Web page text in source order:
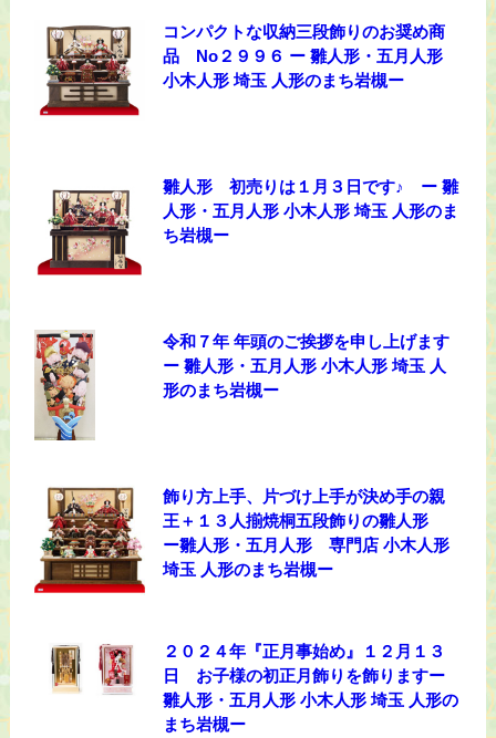
コンパクトな収納三段飾りのお奨め商
品 No２９９６ ー 雛人形・五月人形
小木人形 埼玉 人形のまち岩槻ー
雛人形 初売りは１月３日です♪ ー 雛
人形・五月人形 小木人形 埼玉 人形のま
ち岩槻ー
令和７年 年頭のご挨拶を申し上げます
ー 雛人形・五月人形 小木人形 埼玉 人
形のまち岩槻ー
飾り方上手、片づけ上手が決め手の親
王＋１３人揃焼桐五段飾りの雛人形
ー雛人形・五月人形 専門店 小木人形
埼玉 人形のまち岩槻ー
２０２４年『正月事始め』１２月１３
日 お子様の初正月飾りを飾りますー
雛人形・五月人形 小木人形 埼玉 人形の
まち岩槻ー